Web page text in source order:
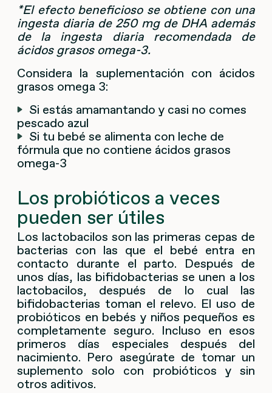
*El efecto beneficioso se obtiene con una
ingesta diaria de 250 mg de DHA además
de la ingesta diaria recomendada de
ácidos grasos omega-3.
Considera la suplementación con ácidos
grasos omega 3:
Si estás amamantando y casi no comes
pescado azul
Si tu bebé se alimenta con leche de
fórmula que no contiene ácidos grasos
omega-3
Los probióticos a veces
pueden ser útiles
Los lactobacilos son las primeras cepas de
bacterias con las que el bebé entra en
contacto durante el parto. Después de
unos días, las bifidobacterias se unen a los
lactobacilos, después de lo cual las
bifidobacterias toman el relevo. El uso de
probióticos en bebés y niños pequeños es
completamente seguro. Incluso en esos
primeros días especiales después del
nacimiento. Pero asegúrate de tomar un
suplemento solo con probióticos y sin
otros aditivos.